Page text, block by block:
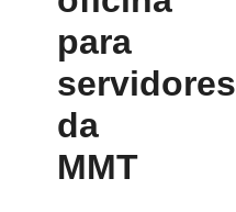
para
servidores
da
MMT